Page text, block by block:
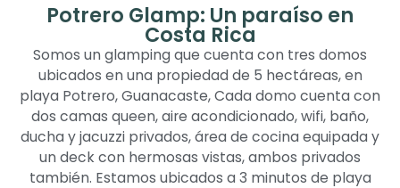
Potrero Glamp: Un paraíso en
Costa Rica
Somos un glamping que cuenta con tres domos
ubicados en una propiedad de 5 hectáreas, en
playa Potrero, Guanacaste, Cada domo cuenta con
dos camas queen, aire acondicionado, wifi, baño,
ducha y jacuzzi privados, área de cocina equipada y
un deck con hermosas vistas, ambos privados
también. Estamos ubicados a 3 minutos de playa